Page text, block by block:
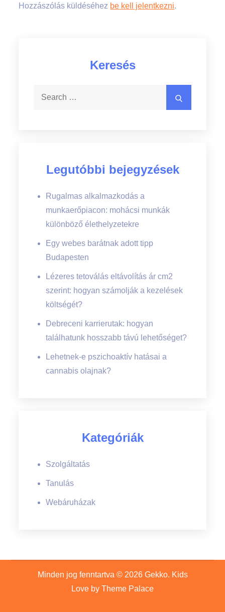
Hozzászólás küldéséhez be kell jelentkezni.
Keresés
Legutóbbi bejegyzések
Rugalmas alkalmazkodás a
munkaerőpiacon: mohácsi munkák
különböző élethelyzetekre
Egy webes barátnak adott tipp
Budapesten
Lézeres tetoválás eltávolítás ár cm2
szerint: hogyan számolják a kezelések
költségét?
Debreceni karrierutak: hogyan
találhatunk hosszabb távú lehetőséget?
Lehetnek-e pszichoaktív hatásai a
cannabis olajnak?
Kategóriák
Szolgáltatás
Tanulás
Webáruházak
Minden jog fenntartva © 2026 Gekko. Kids
Love by Theme Palace